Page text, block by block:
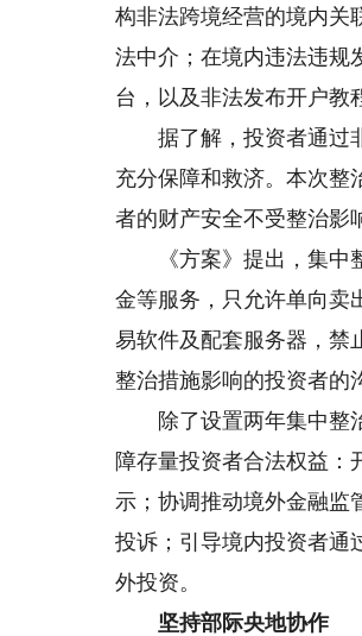
构非法跨境经营的境内关
法中介；在境内违法违规
台，以及非法发布开户教
据了解，投资者通过非
充分保障和救济。本次整
者的财产安全不受整治影
《方案》提出，集中整
金等服务，只允许单向卖
易软件及配套服务器，禁
整治措施影响的投资者的
除了设置两年集中整治
障存量投资者合法权益：
示；协调推动境外金融监
投诉；引导境内投资者通
外投资。
坚持部际央地协作